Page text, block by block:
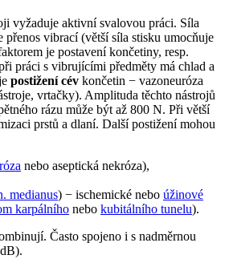
vyžaduje aktivní svalovou práci. Síla
přenos vibrací (větší síla stisku umocňuje
je postavení končetiny, resp.
práci s vibrujícími předměty má chlad a
postižení cév končetin − vazoneuróza
vrtačky). Amplituda těchto nástrojů
rázu může být až 800 N. Při větší
prstů a dlaní. Další postižení mohou
nebo aseptická nekróza),
medianus) − ischemické nebo úžinové
karpálního nebo kubitálního tunelu).
Často spojeno i s nadměrnou